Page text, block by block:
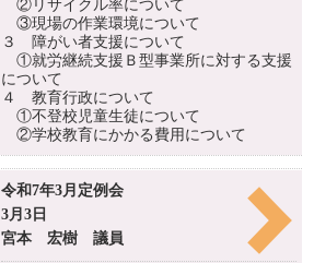
②リサイクル率について
③現場の作業環境について
３ 障がい者支援について
①就労継続支援Ｂ型事業所に対する支援
について
４ 教育行政について
①不登校児童生徒について
②学校教育にかかる費用について
令和7年3月定例会
3月3日
宮本 宏樹 議員